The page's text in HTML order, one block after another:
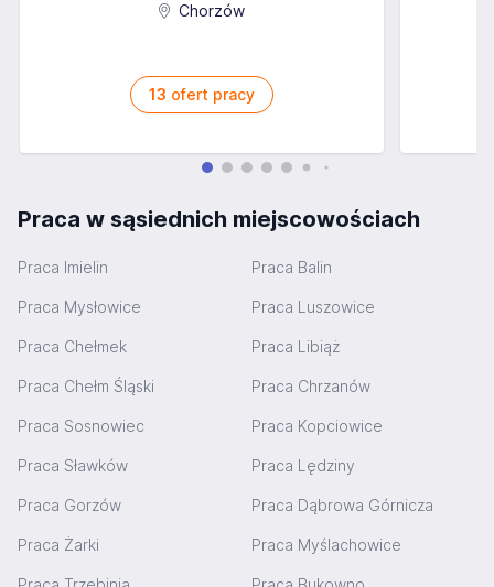
Chorzów
13 ofert pracy
Praca w sąsiednich miejscowościach
Praca Imielin Praca Balin
Praca Mysłowice Praca Luszowice
Praca Chełmek Praca Libiąż
Praca Chełm Śląski Praca Chrzanów
Praca Sosnowiec Praca Kopciowice
Praca Sławków Praca Lędziny
Praca Gorzów Praca Dąbrowa Górnicza
Praca Żarki Praca Myślachowice